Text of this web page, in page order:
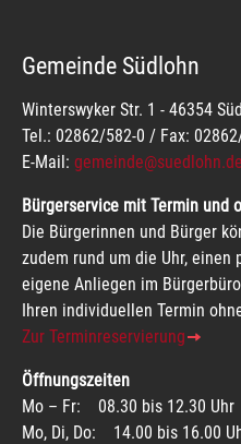
Gemeinde Südlohn
Winterswyker Str. 1 - 46354
Tel.: 02862/582-0 / Fax:
E-Mail: gemeinde@suedlohn.de
Bürgerservice mit Termin und
Die Bürgerinnen und Bürger
zudem rund um die Uhr,
eigene Anliegen im
Ihren individuellen Termin
Zur Terminreservierung
Öffnungszeiten
Mo – Fr: 08.30 bis 12.30 Uhr
Mo, Di, Do: 14.00 bis 16.00